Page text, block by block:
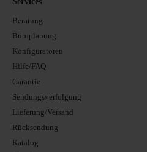
Beratung
Büroplanung
Konfiguratoren
Hilfe/FAQ
Garantie
Sendungsverfolgung
Lieferung/Versand
Rücksendung
Katalog